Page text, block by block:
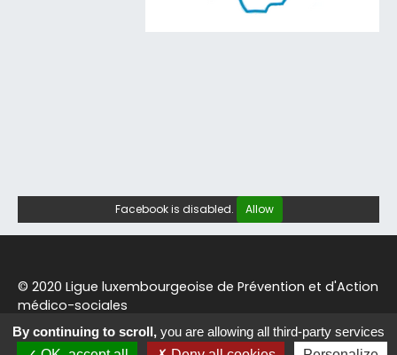
Facebook is disabled. Allow
© 2020 Ligue luxembourgeoise de Prévention et d'Action
médico-sociales
By continuing to scroll, you are allowing all third-party services